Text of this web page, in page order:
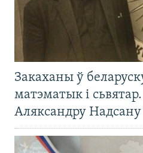
Закаханы ў
матэматык і
Аляксандру Надсану